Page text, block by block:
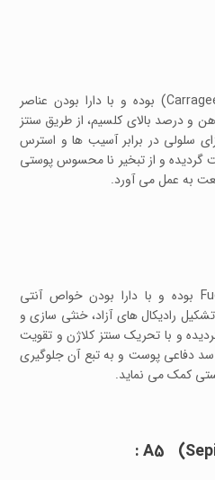
حاوی عصاره خزه ایرلندی (Carrageenan) بوده و با دارا بودن عناصر
و درصد بالای کلسیم، از طریق سنتز
سلولی در برابر آسیب ها و استرس
و از تبخیر نا محسوس پوستی
حاوی عصاره Fucus Vesiculosus بوده و با دارا بودن خواص آنتی
رادیکال های آزاد، خنثی سازی و
و با تحریک سنتز کلاژن و تقویت
سد دفاعی پوست و به تبع آن جلوگیری
کمک می نماید.